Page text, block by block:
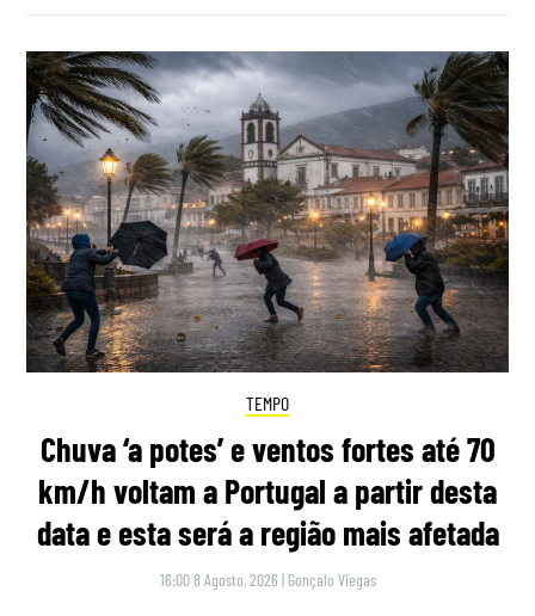
TEMPO
Chuva ‘a potes’ e ventos fortes até 70
km/h voltam a Portugal a partir desta
data e esta será a região mais afetada
16:00 8 Agosto, 2026 | Gonçalo Viegas